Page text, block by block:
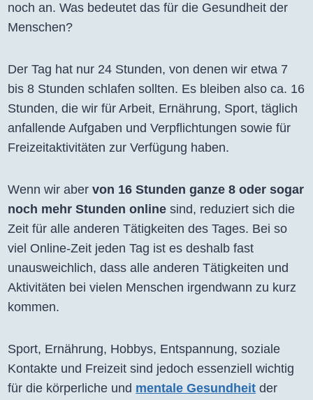
noch an. Was bedeutet das für die Gesundheit der
Menschen?
Der Tag hat nur 24 Stunden, von denen wir etwa 7
bis 8 Stunden schlafen sollten. Es bleiben also ca. 16
Stunden, die wir für Arbeit, Ernährung, Sport, täglich
anfallende Aufgaben und Verpflichtungen sowie für
Freizeitaktivitäten zur Verfügung haben.
Wenn wir abervon 16 Stunden ganze 8 oder sogar
noch mehr Stunden online sind, reduziert sich die
Zeit für alle anderen Tätigkeiten des Tages. Bei so
viel Online-Zeit jeden Tag ist es deshalb fast
unausweichlich, dass alle anderen Tätigkeiten und
Aktivitäten bei vielen Menschen irgendwann zu kurz
kommen.
Sport, Ernährung, Hobbys, Entspannung, soziale
Kontakte und Freizeit sind jedoch essenziell wichtig
für die körperliche und mentale Gesundheit der